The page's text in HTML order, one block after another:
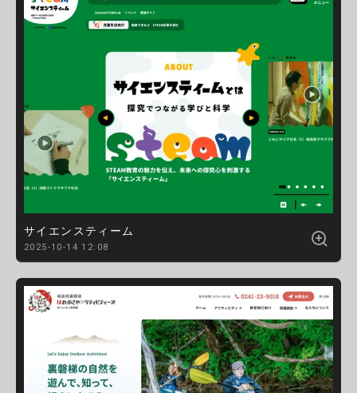
サイエンスティーム
2025-10-14 12:08